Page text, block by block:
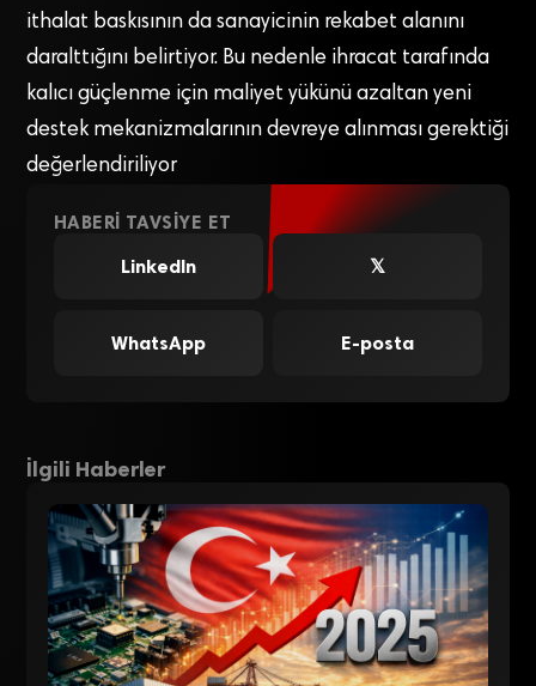
ithalat baskısının da sanayicinin rekabet alanını
daralttığını belirtiyor. Bu nedenle ihracat tarafında
kalıcı güçlenme için maliyet yükünü azaltan yeni
destek mekanizmalarının devreye alınması gerektiği
değerlendiriliyor
HABERI TAVSIYE ET
LinkedIn
𝕏
WhatsApp E-posta
İlgili Haberler